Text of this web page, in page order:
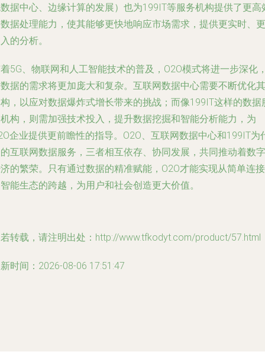
据中心、边缘计算的发展）也为199IT等服务机构提供了更高
据处理能力，使其能够更快地响应市场需求，提供更实时、更
的分析。
5G、物联网和人工智能技术的普及，O2O模式将进一步深化
据的需求将更加庞大和复杂。互联网数据中心需要不断优化其
，以应对数据爆炸式增长带来的挑战；而像199IT这样的数据
构，则需加强技术投入，提升数据挖掘和智能分析能力，为
企业提供更前瞻性的指导。O2O、互联网数据中心和199IT为
互联网数据服务，三者相互依存、协同发展，共同推动着数字
的繁荣。只有通过数据的精准赋能，O2O才能实现从简单连接
能生态的跨越，为用户和社会创造更大价值。
转载，请注明出处：http://www.tfkodyt.com/product/57.html
时间：2026-08-06 17:51:47